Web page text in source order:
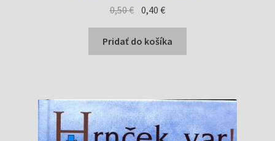
0,50€ Pôvodná
cena
bola:
0,50 €.
0,40€Aktuálna
cena
je:
0,40 €.
Pridať do košíka